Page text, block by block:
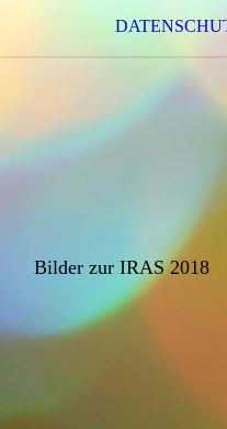
Bilder zur IRAS 2018